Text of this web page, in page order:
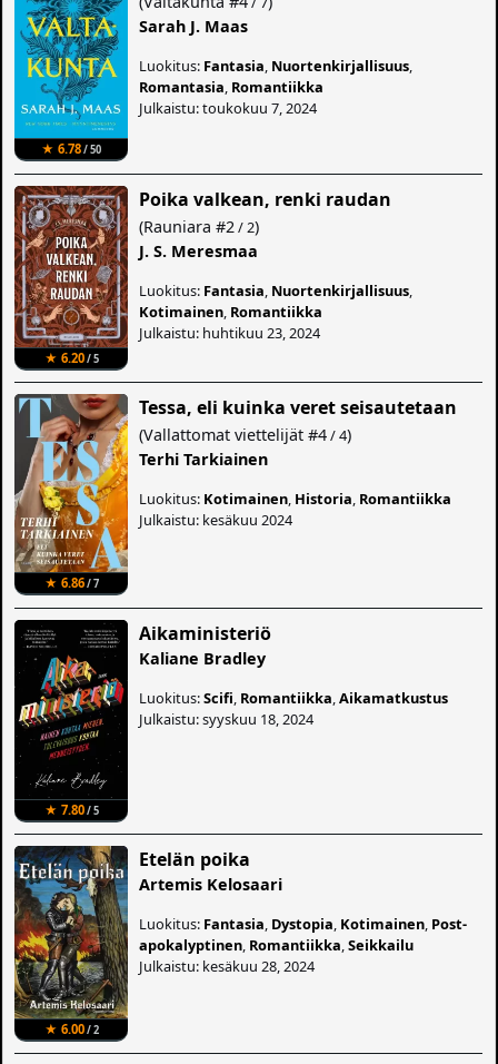
★ 6.78/ 50
Sarah J. Maas
Luokitus: Fantasia Nuortenkirjallisuus
Romantasia Romantiikka
Julkaistu: toukokuu 7, 2024
★ 6.20/ 5
Poika valkean, renki raudan
(Rauniara #2 / 2)
J. S. Meresmaa
Luokitus: Fantasia Nuortenkirjallisuus
Kotimainen Romantiikka
Julkaistu: huhtikuu 23, 2024
★ 6.86/ 7
Tessa, eli kuinka veret seisautetaan
(Vallattomat viettelijät #4/ 4)
Terhi Tarkiainen
Luokitus: Kotimainen Historia Romantiikka
Julkaistu: kesäkuu 2024
★ 7.80/ 5
Aikaministeriö
Kaliane Bradley
Luokitus:Scifi Romantiikka ,Aikamatkustus
Julkaistu: syyskuu 18, 2024
★ 6.00/ 2
Etelän poika
Artemis Kelosaari
Luokitus: Fantasia Dystopia Kotimainen Post-
apokalyptinen Romantiikka ,Seikkailu
Julkaistu: kesäkuu 28, 2024